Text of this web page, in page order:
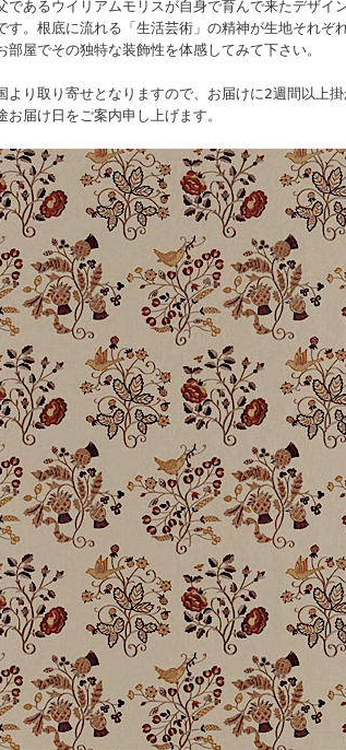
であるウイリアムモリスが自身で育んで来たデザイ
す。根底に流れる「生活芸術」の精神が生地それぞ
屋でその独特な装飾性を体感してみて下さい。
より取り寄せとなりますので、お届けに2週間以上
届け日をご案内申し上げます。